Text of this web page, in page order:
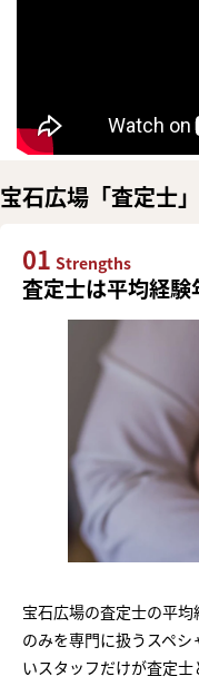
宝石広場「査定士
01 Strengths
査定士は平均経
宝石広場の査定士の平
のみを専門に扱うスペ
いスタッフだけが査定士